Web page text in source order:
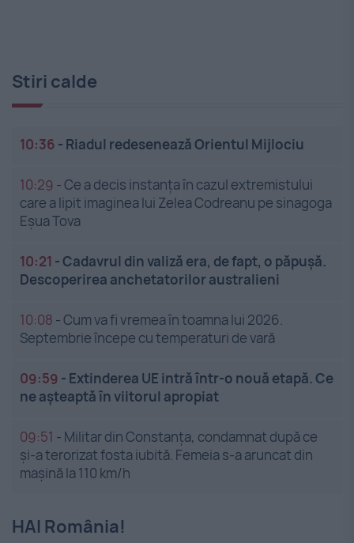
Stiri calde
10:36 - Riadul redesenează Orientul Mijlociu
10:29 -Ce a decis instanța în cazul extremistului
care a lipit imaginea lui Zelea Codreanu pe sinagoga
Eșua Tova
10:21 -Cadavrul din valiză era, de fapt, o păpușă.
Descoperirea anchetatorilor australieni
10:08 -Cum va fi vremea în toamna lui 2026.
Septembrie începe cu temperaturi de vară
09:59 - Extinderea UE intră într-o nouă etapă. Ce
ne așteaptă în viitorul apropiat
09:51 - Militar din Constanța, condamnat după ce
și-a terorizat fosta iubită. Femeia s-a aruncat din
mașină la 110 km/h
HAI România!